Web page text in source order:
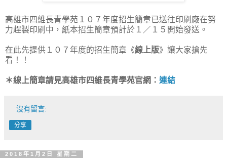
高雄市四維長青學苑１０７年度招生簡章已送往印刷廠在努
力趕製印刷中，紙本招生簡章預計於１／１５開始發送。
在此先提供１０７年度的招生簡章《線上版》讓大家搶先
看！！
＊線上簡章請見高雄市四維長青學苑官網： 連結
沒有留言:
分享
2018年1月2日 星期二